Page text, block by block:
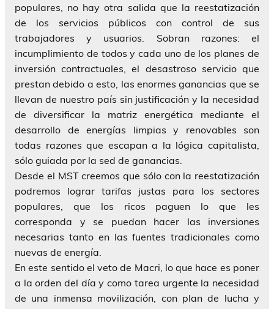
populares, no hay otra salida que la reestatización
de los servicios públicos con control de sus
trabajadores y usuarios. Sobran razones: el
incumplimiento de todos y cada uno de los planes de
inversión contractuales, el desastroso servicio que
prestan debido a esto, las enormes ganancias que se
llevan de nuestro país sin justificación y la necesidad
de diversificar la matriz energética mediante el
desarrollo de energías limpias y renovables son
todas razones que escapan a la lógica capitalista,
sólo guiada por la sed de ganancias.
Desde el MST creemos que sólo con la reestatización
podremos lograr tarifas justas para los sectores
populares, que los ricos paguen lo que les
corresponda y se puedan hacer las inversiones
necesarias tanto en las fuentes tradicionales como
nuevas de energía.
En este sentido el veto de Macri, lo que hace es poner
a la orden del día y como tarea urgente la necesidad
de una inmensa movilización, con plan de lucha y